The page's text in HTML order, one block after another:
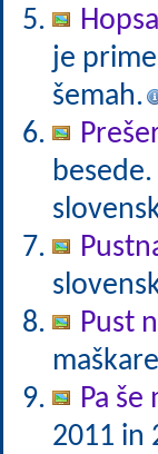
je
šemah.
Pust
Pa
2011 in